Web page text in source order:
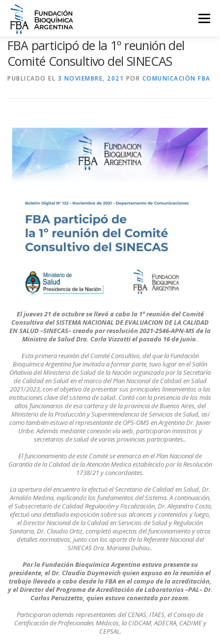
Saltar
contenido
Menú
QUIENES SOMOS PROGRAMAS EVENTOS
FBA participó de la 1º reunión del
Comité Consultivo del SINECAS
PUBLICADO EL 3 NOVIEMBRE, 2021 POR COMUNICACIÓN FBA
El jueves 21 de octubre se llevó a cabo la 1º reunión del Comité
Consultivo del SISTEMA NACIONAL DE EVALUACION DE LA CALIDAD
EN SALUD –SINECAS– creado por resolución 2021-2546-APN-MS de la
Ministra de Salud Dra. Carla Vizzotti el pasado 16 de junio.
Esta primera reunión del Comité Consultivo, del que la Fundación
Bioquímica Argentina fue invitada a formar parte, tuvo lugar en el Salón
Oñativia del Ministerio de Salud de la Nación organizada por la Secretaría
de Calidad en Salud en el marco del Plan Nacional de Calidad en Salud
2021/2023, con el objetivo de presentar sus principales lineamientos a las
instituciones clave del sistema de salud. Contó con la presencia de los más
altos funcionarios de esa cartera y de la provincia de Buenos Aires, del
Ministerio de la Producción y Superintendencia de Servicios de Salud, así
como también estuvo el representante de OPS-OMS en Argentina Dr. Javier
Uribe. Además mediante conexión vía web, participaron ministros y
secretarios de salud de varias provincias participantes..
El funcionamiento de este Comité se enmarca en el Plan Nacional de
Garantía de la Calidad de la Atención Medica establecido por la Resolución
1738/21 y concordantes.
La apertura del encuentro la efectuó el Secretario de Calidad en Salud, Dr.
Arnaldo Medina, explicando los fundamentos del Sistema. A continuación,
el Subsecretario de Calidad Regulación y Fiscalización, Dr. Alejandro Costa,
efectuó una detallada exposición sobre sus alcances y contenidos y luego,
el Director Nacional de la Calidad en Servicios de Salud y Regulación
Sanitaria, Dr. Claudio Ortiz, completó aspectos del funcionamiento y otros
detalles normativos, junto con los aporte de la Referente Nacional del
SINECAS Dra. Mariana Duhau..
Por la Fundación Bioquímica Argentina estuvo presente su
presidente, el Dr. Claudio Duymovich quien expuso en la reunión el
trabajo llevado a cabo desde la FBA en el campo de la acreditación,
y el Director del Programa de Acreditación de Laboratorios –PAL– Dr.
Carlos Peruzzetto, quien estuvo conectado por zoom.
Participaron además representantes del CENAS, ITAES, el Consejo de
Certificación de Profesionales Médicos, la CIDCAM, ADECRA, CADIME y
CEPSAL.